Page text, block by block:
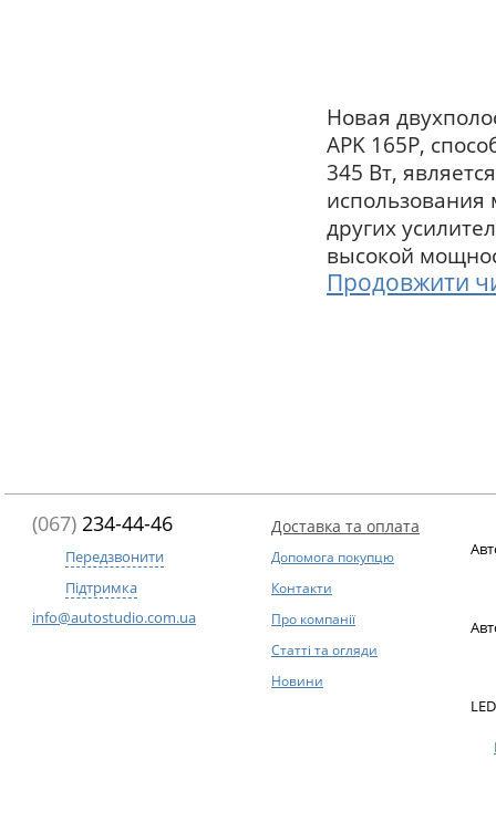
Новая
APK 165P,
345 Вт,
использования
других
высокой
Продовжити
(067) 234-44-46
Передзвонити
Підтримка
info@autostudio.com.ua
Доставка та оплата
Допомога покупцю
Контакти
Про компанії
Статті та огляди
Новини